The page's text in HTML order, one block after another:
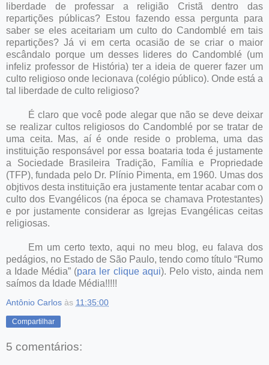
liberdade de professar a religião Cristã dentro das
repartições públicas? Estou fazendo essa pergunta para
saber se eles aceitariam um culto do Candomblé em tais
repartições? Já vi em certa ocasião de se criar o maior
escândalo porque um desses lideres do Candomblé (um
infeliz professor de História) ter a ideia de querer fazer um
culto religioso onde lecionava (colégio público). Onde está a
tal liberdade de culto religioso?
É claro que você pode alegar que não se deve deixar
se realizar cultos religiosos do Candomblé por se tratar de
uma ceita. Mas, aí é onde reside o problema, uma das
instituição responsável por essa boataria toda é justamente
a Sociedade Brasileira Tradição, Família e Propriedade
(TFP), fundada pelo Dr. Plínio Pimenta, em 1960. Umas dos
objtivos desta instituição era justamente tentar acabar com o
culto dos Evangélicos (na época se chamava Protestantes)
e por justamente considerar as Igrejas Evangélicas ceitas
religiosas.
Em um certo texto, aqui no meu blog, eu falava dos
pedágios, no Estado de São Paulo, tendo como título “Rumo
a Idade Média” (para ler clique aqui). Pelo visto, ainda nem
saímos da Idade Média!!!!!
Antônio Carlos às 11:35:00
Compartilhar
5 comentários: